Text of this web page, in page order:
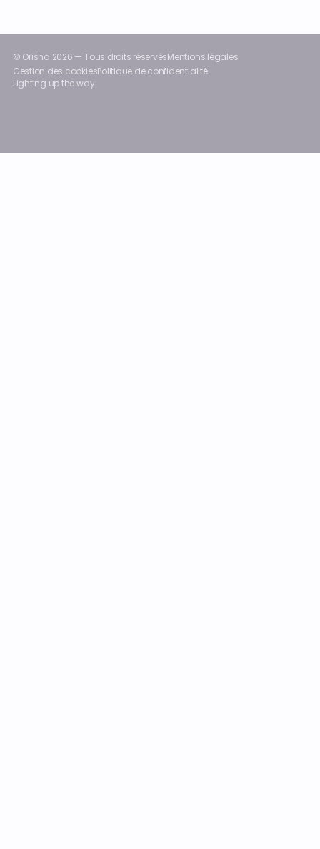
© Orisha 2026 — Tous droits réservésMentions légales
Gestion des cookiesPolitique de confidentialité
Lighting up the way